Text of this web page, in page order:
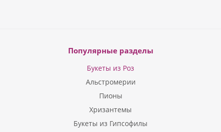
Популярные разделы
Букеты из Роз
Альстромерии
Пионы
Хризантемы
Букеты из Гипсофилы